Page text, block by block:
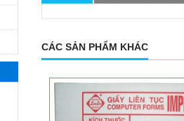
CÁC SẢN PHẨM KHÁC